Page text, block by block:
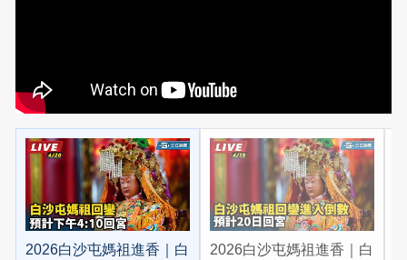
2026白沙屯媽祖進香｜白
2026白沙屯媽祖進香｜白